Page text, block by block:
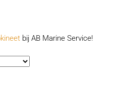
bij AB Marine Service!